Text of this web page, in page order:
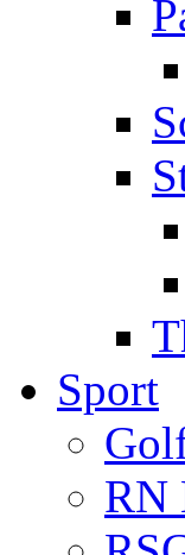
Sport
RN